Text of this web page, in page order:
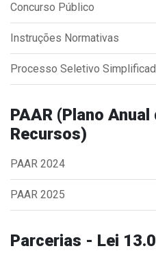
Chamamentos Públicos
Leis, Decretos e Portarias
Transparência
Portal da Transparência
Outros
Concurso Público
Instruções Normativas
Processo Seletivo
PAAR (Plano
Recursos)
PAAR 2024
PAAR 2025
Parcerias - Lei